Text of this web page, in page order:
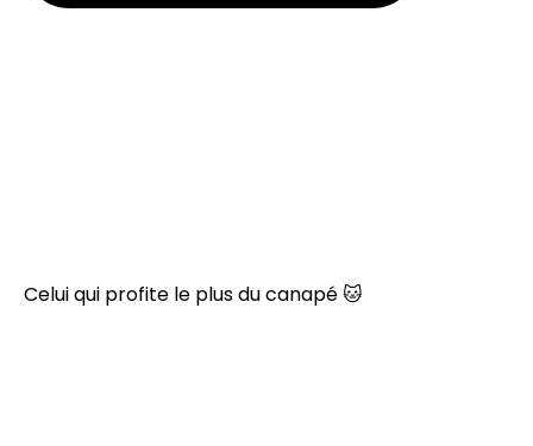
Celui qui profite le plus du canapé 🐱